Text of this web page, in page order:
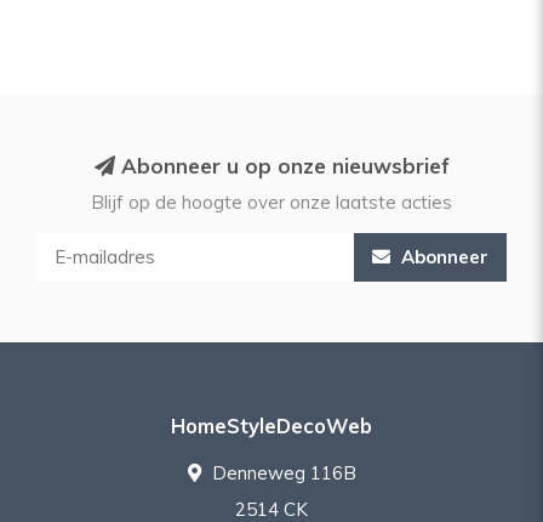
Abonneer u op onze nieuwsbrief
Blijf op de hoogte over onze laatste acties
Abonneer
HomeStyleDecoWeb
Denneweg 116B
2514 CK